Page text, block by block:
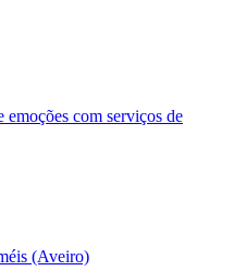
com serviços de
(Aveiro)